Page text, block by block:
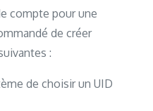
compte pour une
de créer
:
de choisir un UID